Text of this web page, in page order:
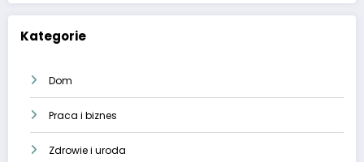
Kategorie
Dom
Praca i biznes
Zdrowie i uroda